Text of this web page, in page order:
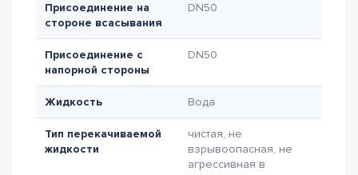
Присоединение на
стороне всасывания
DN50
Присоединение с
напорной стороны
DN50
Жидкость Вода
Тип перекачиваемой
жидкости
чистая, не
взрывоопасная, не
агрессивная в